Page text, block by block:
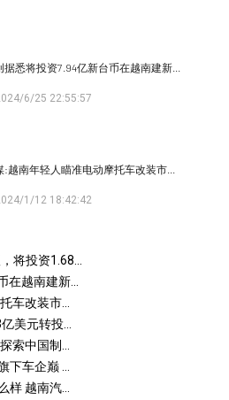
据悉将投资7.94亿新台币在越南建新...
6/25 22:55:57
:越南年轻人瞄准电动摩托车改装市...
1/12 18:42:42
将投资1.68...
越南建新...
车改装市...
美元转投...
索中国制...
下车企巅 ...
越南汽...